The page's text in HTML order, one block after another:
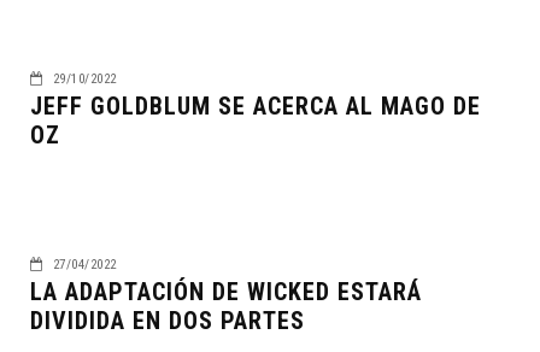
29/10/2022
JEFF GOLDBLUM SE ACERCA AL MAGO DE
OZ
27/04/2022
LA ADAPTACIÓN DE WICKED ESTARÁ
DIVIDIDA EN DOS PARTES